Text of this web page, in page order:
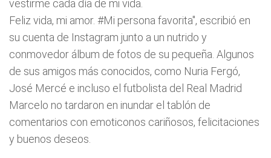
vestirme cada día de mi vida.
Feliz vida, mi amor. #Mi persona favorita", escribió en
su cuenta de Instagram junto a un nutrido y
conmovedor álbum de fotos de su pequeña. Algunos
de sus amigos más conocidos, como Nuria Fergó,
José Mercé e incluso el futbolista del Real Madrid
Marcelo no tardaron en inundar el tablón de
comentarios con emoticonos cariñosos, felicitaciones
y buenos deseos.